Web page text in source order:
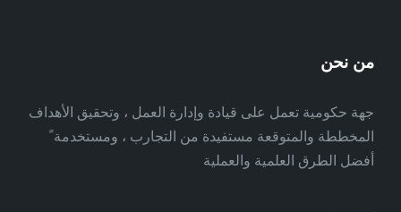
من نحن
جهة حكومية تعمل على قيادة وإدارة العمل ، وتحقيق الأهداف
المخططة والمتوقعة مستفيدة من التجارب ، ومستخدمة ً
أفضل الطرق العلمية والعملية